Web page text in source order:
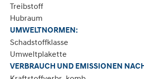
Treibstoff
Hubraum
UMWELTNORMEN:
Schadstoffklasse
Umweltplakette
VERBRAUCH UND EMISSIONEN